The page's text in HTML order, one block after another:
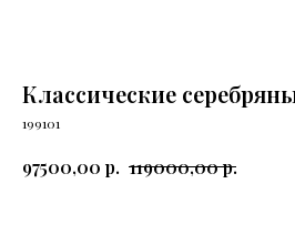
Классические
199101
97500,00 р. 119000,00р.